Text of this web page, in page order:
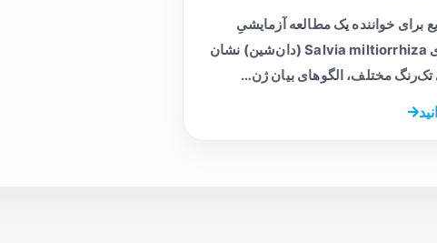
برای خواننده یک مطالعه آزمایشیِ
ترکیبی روی Salvia miltiorrhiza (دان‌شین) نشان
تک‌رنگ مختلف، الگوهای بیان ژن…